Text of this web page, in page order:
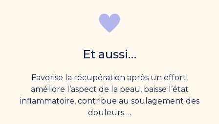
Et aussi…
Favorise la récupération après un effort,
améliore l’aspect de la peau, baisse l’état
inflammatoire, contribue au soulagement des
douleurs….